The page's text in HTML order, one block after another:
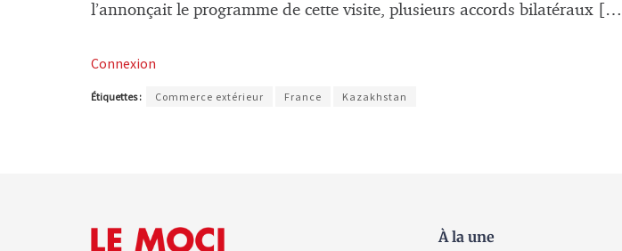
l’annonçait le programme de cette visite, plusieurs accords bilatéraux […]
Connexion
Étiquettes : Commerce extérieur France Kazakhstan
À la une